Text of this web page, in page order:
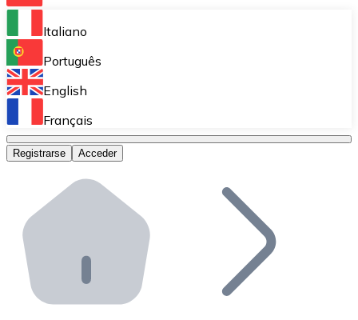
Bitnovo Ramp
Integra nuestra solución en tu plataforma.
Bitnovo Giftcards
Bitnovo OTC
Bitnovo ATM
Integra un ATM Bitnovo en tu negocio y permite que
Bitnovo API
Integra nuestra API en tu ecosistema.
Italiano
Português
English
Français
Registrarse Acceder